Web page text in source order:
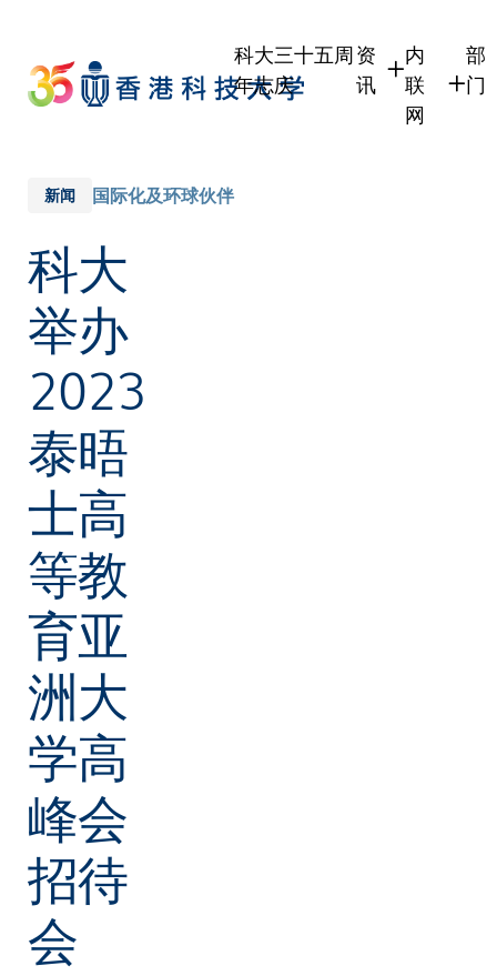
main
content
科大三十五周
年志庆
资
讯
内
联
网
部
门
新闻 国际化及环球伙伴
科大
举办
2023
泰晤
士高
等教
育亚
洲大
学高
峰会
招待
会